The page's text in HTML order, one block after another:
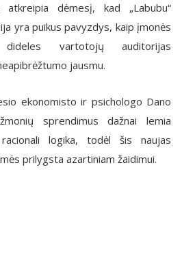
atkreipia dėmesį, kad „Labubu“
yra puikus pavyzdys, kaip įmonės
vartotojų auditorijas
jausmu.
ekonomisto ir psichologo Dano
sprendimus dažnai lemia
logika, todėl šis naujas
prilygsta azartiniam žaidimui.